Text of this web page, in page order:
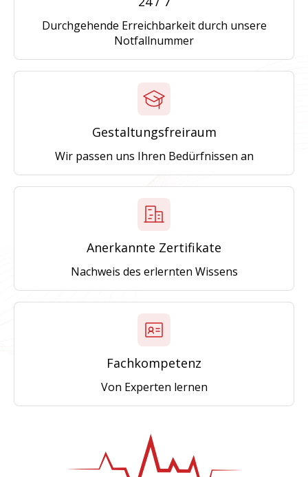
Durchgehende Erreichbarkeit durch unsere
Notfallnummer
Gestaltungsfreiraum
Wir passen uns Ihren Bedürfnissen an
Anerkannte Zertifikate
Nachweis des erlernten Wissens
Fachkompetenz
Von Experten lernen